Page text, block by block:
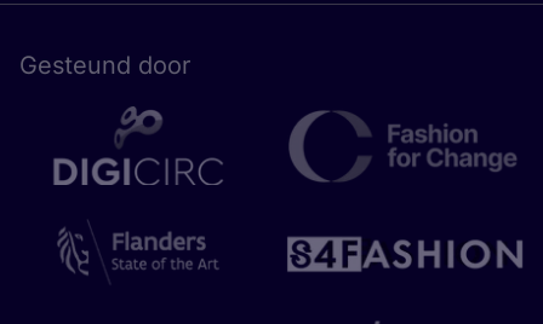
Gesteund door